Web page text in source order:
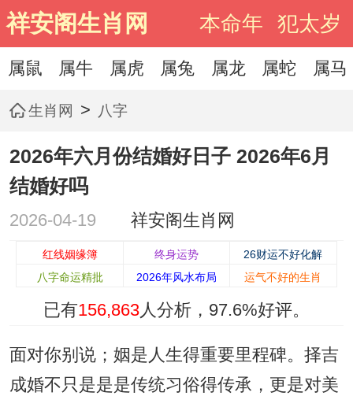
祥安阁生肖网 本命年 犯太岁
属鼠 属牛 属虎 属兔 属龙 属蛇 属马
生肖网 > 八字
2026年六月份结婚好日子 2026年6月
结婚好吗
2026-04-19 祥安阁生肖网
红线姻缘簿 终身运势
26财运不好化解
八字命运精批
2026年风水布局 运气不好的生肖
已有156,863人分析， 97.6%好评。
面对你别说；姻是人生得重要里程碑。择吉
成婚不只是是是传统习俗得传承，更是对美